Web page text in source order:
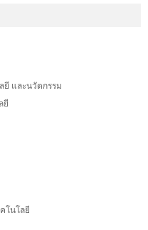
ยี และนวัตกรรม
ยี
โนโลยี